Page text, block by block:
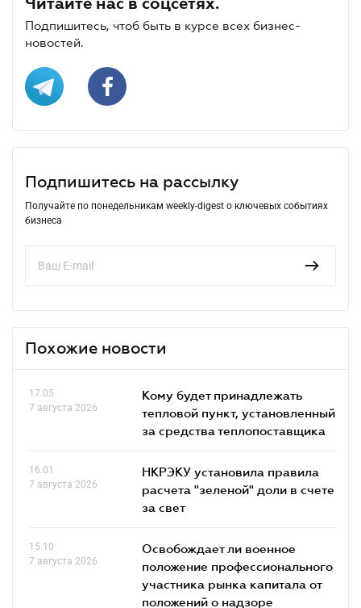
Подпишитесь, чтоб быть в курсе всех бизнес-
новостей.
Подпишитесь на рассылку
Получайте по понедельникам weekly-digest о ключевых событиях
бизнеса
Похожие новости
17.05
7 августа 2026
Кому будет принадлежать
тепловой пункт, установленный
за средства теплопоставщика
16.01
7 августа 2026
НКРЭКУ установила правила
расчета "зеленой" доли в счете
за свет
15.10
7 августа 2026
Освобождает ли военное
положение профессионального
участника рынка капитала от
положений о надзоре